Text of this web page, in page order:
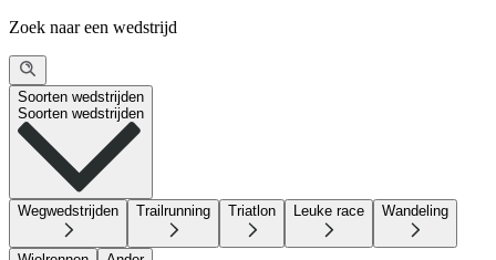
Zoek naar een wedstrijd
Soorten wedstrijden
Soorten wedstrijden
Wegwedstrijden Trailrunning Triatlon Leuke race Wandeling